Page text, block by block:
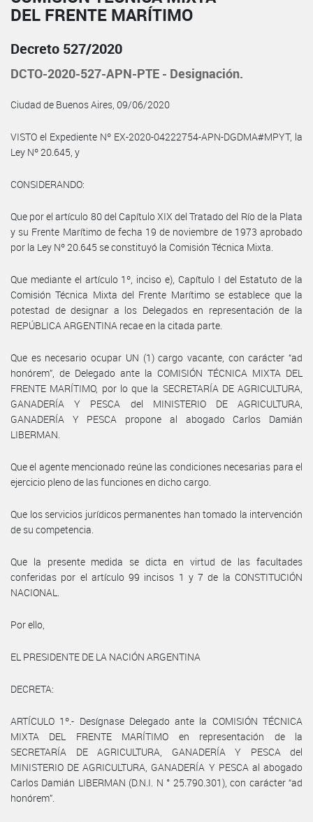
DEL FRENTE MARÍTIMO
Decreto 527/2020
DCTO-2020-527-APN-PTE - Designación.
Ciudad de Buenos Aires, 09/06/2020
VISTO el Expediente Nº EX-2020-04222754-APN-DGDMA#MPYT, la
Ley Nº 20.645, y
CONSIDERANDO:
Que por el artículo 80 del Capítulo XIX del Tratado del Río de la Plata
y su Frente Marítimo de fecha 19 de noviembre de 1973 aprobado
por la Ley Nº 20.645 se constituyó la Comisión Técnica Mixta.
Que mediante el artículo 1º, inciso e), Capítulo I del Estatuto de la
Comisión Técnica Mixta del Frente Marítimo se establece que la
potestad de designar a los Delegados en representación de la
REPÚBLICA ARGENTINA recae en la citada parte.
Que es necesario ocupar UN (1) cargo vacante, con carácter “ad
honórem”, de Delegado ante la COMISIÓN TÉCNICA MIXTA DEL
FRENTE MARÍTIMO, por lo que la SECRETARÍA DE AGRICULTURA,
GANADERÍA Y PESCA del MINISTERIO DE AGRICULTURA,
GANADERÍA Y PESCA propone al abogado Carlos Damián
LIBERMAN.
Que el agente mencionado reúne las condiciones necesarias para el
ejercicio pleno de las funciones en dicho cargo.
Que los servicios jurídicos permanentes han tomado la intervención
de su competencia.
Que la presente medida se dicta en virtud de las facultades
conferidas por el artículo 99 incisos 1 y 7 de la CONSTITUCIÓN
NACIONAL.
Por ello,
EL PRESIDENTE DE LA NACIÓN ARGENTINA
DECRETA:
ARTÍCULO 1º.- Desígnase Delegado ante la COMISIÓN TÉCNICA
MIXTA DEL FRENTE MARÍTIMO en representación de la
SECRETARÍA DE AGRICULTURA, GANADERÍA Y PESCA del
MINISTERIO DE AGRICULTURA, GANADERÍA Y PESCA al abogado
Carlos Damián LIBERMAN (D.N.I. N ° 25.790.301), con carácter “ad
honórem”.